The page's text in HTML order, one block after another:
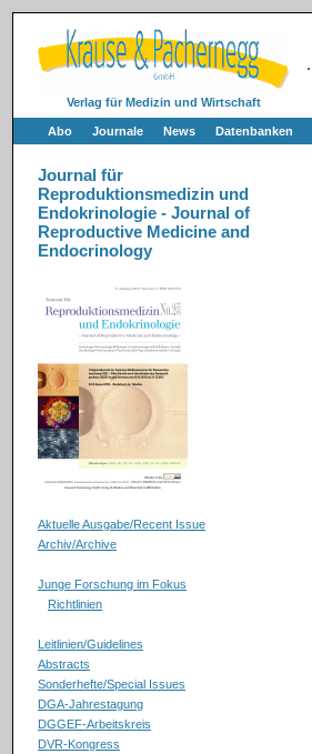
Verlag für Medizin und Wirtschaft
Abo Journale News Datenbanken
Journal für
Reproduktionsmedizin und
Endokrinologie - Journal of
Reproductive Medicine and
Endocrinology
Aktuelle Ausgabe/Recent Issue
Archiv/Archive
Junge Forschung im Fokus
Richtlinien
Leitlinien/Guidelines
Abstracts
Sonderhefte/Special Issues
DGA-Jahrestagung
DGGEF-Arbeitskreis
DVR-Kongress